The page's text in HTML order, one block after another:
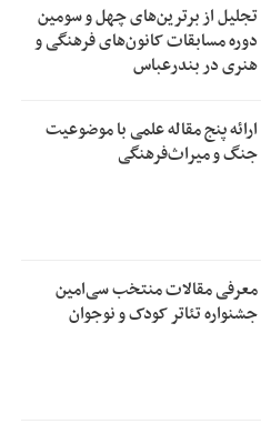
تجلیل از بر‌ترین‌های چهل و سومین
دوره مسابقات کانون‌های فرهنگی و
هنری در بندرعباس
ارائه پنج مقاله علمی با موضوعیت
جنگ و میراث‌فرهنگی
معرفی مقالات منتخب سی‌امین
جشنواره تئاتر کودک و نوجوان